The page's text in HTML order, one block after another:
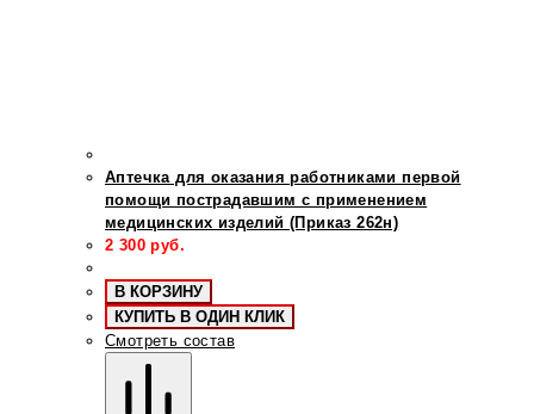
Аптечка для оказания работниками первой
помощи пострадавшим с применением
медицинских изделий (Приказ 262н)
2 300 руб.
В КОРЗИНУ
КУПИТЬ В ОДИН КЛИК
Смотреть состав